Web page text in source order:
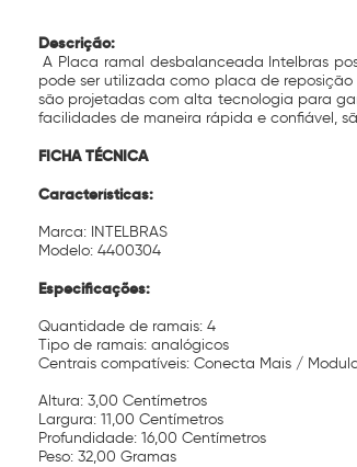
Descrição:
A Placa ramal desbalanceada Intelbras
pode ser utilizada como placa de
são projetadas com alta tecnologia para
facilidades de maneira rápida e confiável,
FICHA TÉCNICA
Características:
Marca: INTELBRAS
Modelo: 4400304
Especificações:
Quantidade de ramais: 4
Tipo de ramais: analógicos
Centrais compatíveis: Conecta Mais /
Altura: 3,00 Centímetros
Largura: 11,00 Centímetros
Profundidade: 16,00 Centímetros
Peso: 32,00 Gramas